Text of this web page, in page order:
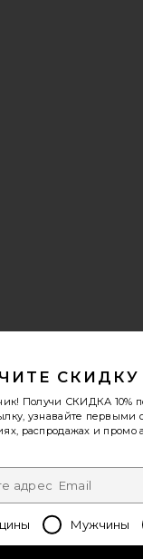
PEOPLE
99
СКИДКУ
Получи СКИДКА 10%
узнавайте первыми
распродажах и промо
Мужчины